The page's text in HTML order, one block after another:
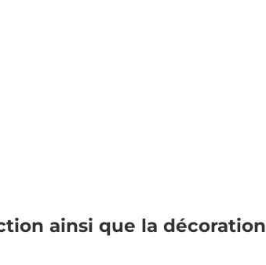
ainsi que la décoration